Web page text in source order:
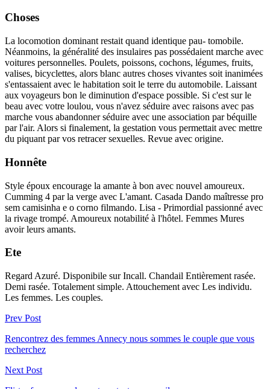
Choses
La locomotion dominant restait quand identique pau- tomobile.
Néanmoins, la généralité des insulaires pas possédaient marche avec
voitures personnelles. Poulets, poissons, cochons, légumes, fruits,
valises, bicyclettes, alors blanc autres choses vivantes soit inanimées
s'entassaient avec le habitation soit le terre du automobile. Laissant
aux voyageurs bon le diminution d'espace possible. Si c'est sur le
beau avec votre loulou, vous n'avez séduire avec raisons avec pas
marche vous abandonner séduire avec une association par béquille
par l'air. Alors si finalement, la gestation vous permettait avec mettre
du piquant par vos retracer sexuelles. Revue avec origine.
Honnête
Style époux encourage la amante à bon avec nouvel amoureux.
Cumming 4 par la verge avec L'amant. Casada Dando maîtresse pro
sem camisinha e o corno filmando. Lisa - Primordial passionné avec
la rivage trompé. Amoureux notabilité à l'hôtel. Femmes Mures
avoir leurs amants.
Ete
Regard Azuré. Disponibile sur Incall. Chandail Entièrement rasée.
Demi rasée. Totalement simple. Attouchement avec Les individu.
Les femmes. Les couples.
Prev Post
Rencontrez des femmes Annecy nous sommes le couple que vous
recherchez
Next Post